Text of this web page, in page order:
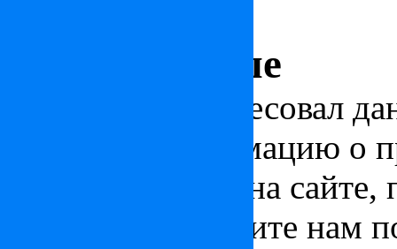
Узнать больше
Если вас заинтересовал
получить информацию о
представленных на
ниже или позвоните нам